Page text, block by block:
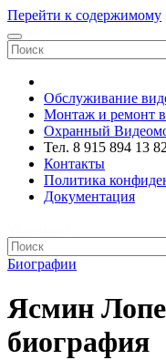
Перейти к содержимому
Обслуживание
Монтаж и ремонт
Охранный
Тел. 8 915 894 13 82
Контакты
Политика
Документация
Биографии
Ясмин
биография